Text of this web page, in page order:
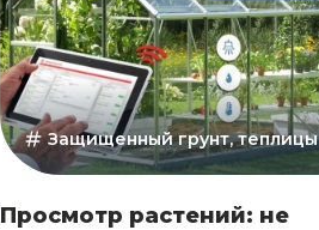
Защищенный грунт, теплицы
Просмотр растений: не